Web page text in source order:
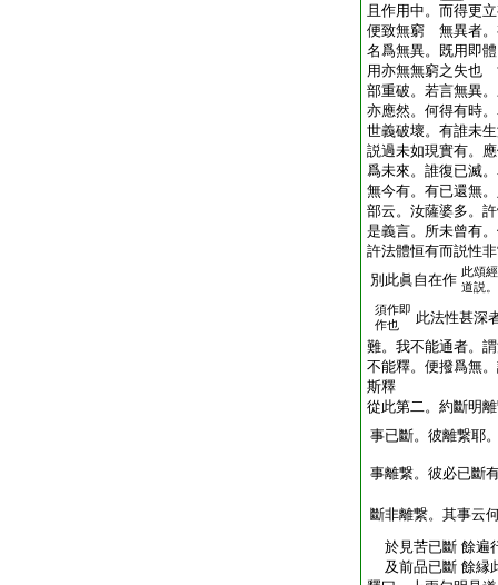
且作用中。而得更
便致無窮 無異者。
名爲無異。既用即
用亦無無窮之失也
部重破。若言無異
亦應然。何得有時
世義破壞。有誰未
説過未如現實有。
爲未來。誰復已滅
無今有。有已還無
部云。汝薩婆多。
是義言。所未曾有
許法體恒有而説性
別 此眞自在作 此頌
道説
須作即
作也
此法性甚深
難。我不能通者。
不能釋。便撥爲無
斯釋
從此第二。約斷明
事已斷。彼離繋耶
事離繋。彼必已斷
斷非離繋。其事云
於見苦已斷 餘遍
及前品已斷 餘縁